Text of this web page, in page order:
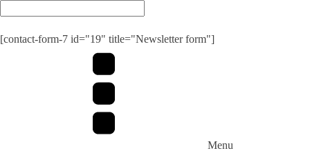
[contact-form-7 id="19" title="Newsletter form"]
Menu